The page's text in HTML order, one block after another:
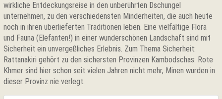
wirkliche Entdeckungsreise in den unberührten Dschungel
unternehmen, zu den verschiedensten Minderheiten, die auch heute
noch in ihren überlieferten Traditionen leben. Eine vielfältige Flora
und Fauna (Elefanten!) in einer wunderschönen Landschaft sind mit
Sicherheit ein unvergeßliches Erlebnis. Zum Thema Sicherheit:
Rattanakiri gehört zu den sichersten Provinzen Kambodschas: Rote
Khmer sind hier schon seit vielen Jahren nicht mehr, Minen wurden in
dieser Provinz nie verlegt.